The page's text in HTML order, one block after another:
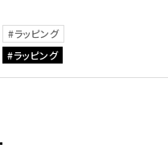
ラッピング
ラッピング